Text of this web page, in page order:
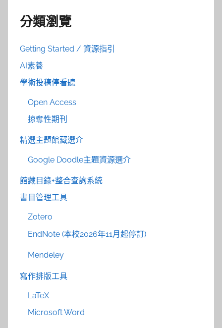
分類瀏覽
Getting Started / 資源指引
AI素養
學術投稿停看聽
Open Access
掠奪性期刊
精選主題館藏選介
Google Doodle主題資源選介
館藏目錄+整合查詢系統
書目管理工具
Zotero
EndNote (本校2026年11月起停訂)
Mendeley
寫作排版工具
LaTeX
Microsoft Word